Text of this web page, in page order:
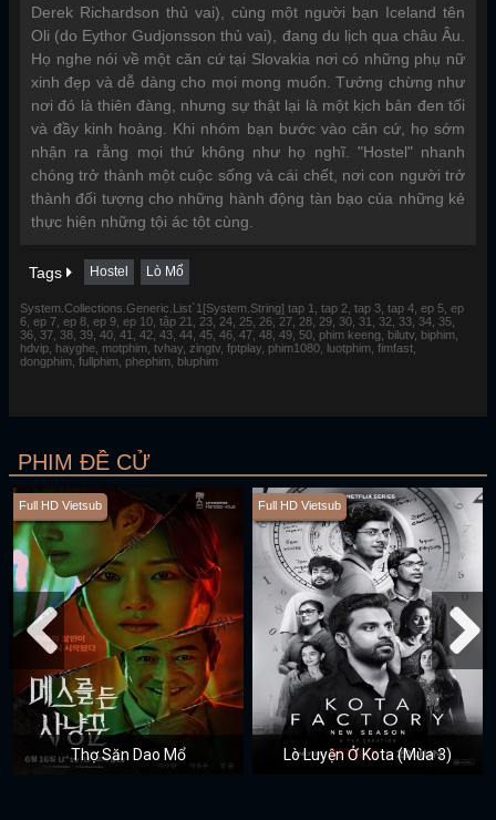
Derek Richardson thủ vai), cùng một người bạn Iceland tên
Oli (do Eythor Gudjonsson thủ vai), đang du lịch qua châu Âu.
Họ nghe nói về một căn cứ tại Slovakia nơi có những phụ nữ
xinh đẹp và dễ dàng cho mọi mong muốn. Tưởng chừng như
nơi đó là thiên đàng, nhưng sự thật lại là một kịch bản đen tối
và đầy kinh hoàng. Khi nhóm bạn bước vào căn cứ, họ sớm
nhận ra rằng mọi thứ không như họ nghĩ. "Hostel" nhanh
chóng trở thành một cuộc sống và cái chết, nơi con người trở
thành đối tượng cho những hành động tàn bạo của những kẻ
thực hiện những tội ác tột cùng.
Tags Hostel Lò Mổ
System.Collections.Generic.List`1[System.String] tap 1, tap 2, tap 3, tap 4, ep 5, ep
6, ep 7, ep 8, ep 9, ep 10, tập 21, 23, 24, 25, 26, 27, 28, 29, 30, 31, 32, 33, 34, 35,
36, 37, 38, 39, 40, 41, 42, 43, 44, 45, 46, 47, 48, 49, 50, phim keeng, bilutv, biphim,
hdvip, hayghe, motphim, tvhay, zingtv, fptplay, phim1080, luotphim, fimfast,
dongphim, fullphim, phephim, bluphim
PHIM ĐỀ CỬ
Full HD Vietsub
Thợ Săn Dao Mổ
Full HD Vietsub
Lò Luyện Ở Kota (Mùa 3)